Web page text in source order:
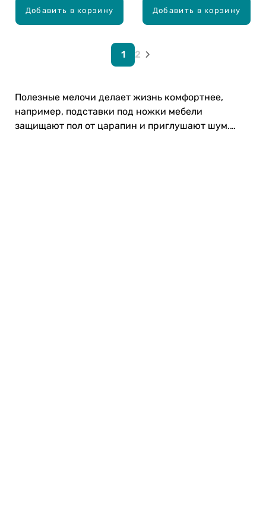
Добавить в корзину Добавить в корзину
1 2
Полезные мелочи делает жизнь комфортнее,
например, подставки под ножки мебели
защищают пол от царапин и приглушают шум.